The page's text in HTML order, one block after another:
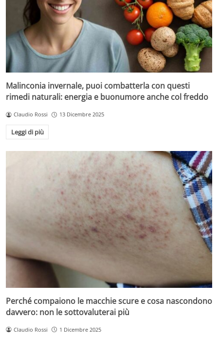
Malinconia invernale, puoi combatterla con questi
rimedi naturali: energia e buonumore anche col freddo
Claudio Rossi 13 Dicembre 2025
Leggi di più
Perché compaiono le macchie scure e cosa nascondono
davvero: non le sottovaluterai più
Claudio Rossi 1 Dicembre 2025